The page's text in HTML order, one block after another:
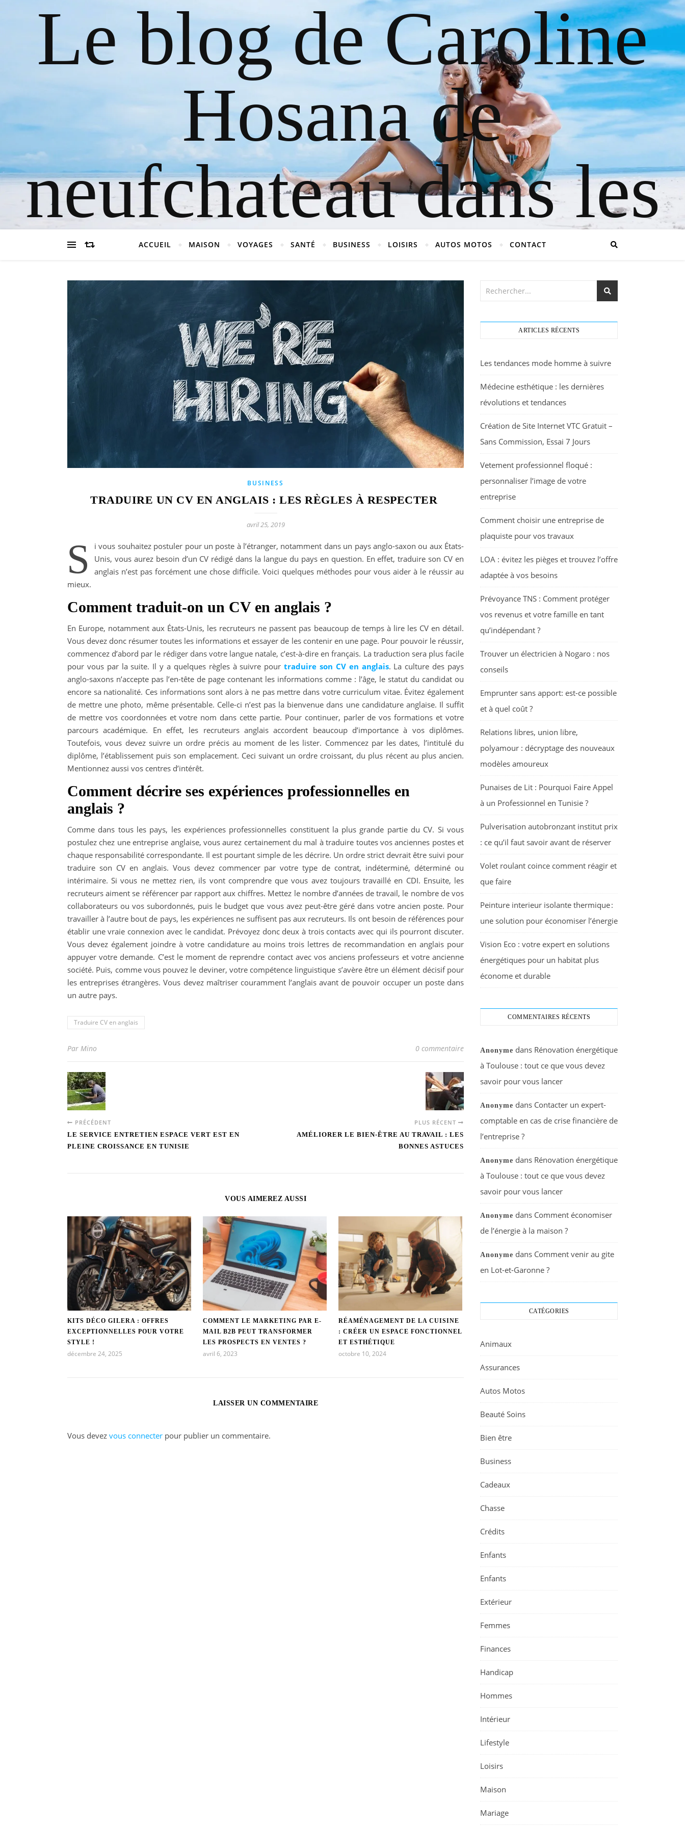
Le blog de Caroline
Hosana de
neufchateau dans les
vosges
ch-neufchateau.fr
ACCUEIL MAISON VOYAGES SANTÉ BUSINESS LOISIRS AUTOS MOTOS CONTACT
BUSINESS
TRADUIRE UN CV EN ANGLAIS : LES RÈGLES À RESPECTER
avril 25, 2019
S
i vous souhaitez postuler pour un poste à l’étranger, notamment dans un pays anglo-saxon ou aux États-
Unis, vous aurez besoin d’un CV rédigé dans la langue du pays en question. En effet, traduire son CV en
anglais n’est pas forcément une chose difficile. Voici quelques méthodes pour vous aider à le réussir au
mieux.
Comment traduit-on un CV en anglais ?
En Europe, notamment aux États-Unis, les recruteurs ne passent pas beaucoup de temps à lire les CV en détail.
Vous devez donc résumer toutes les informations et essayer de les contenir en une page. Pour pouvoir le réussir,
commencez d’abord par le rédiger dans votre langue natale, c’est-à-dire en français. La traduction sera plus facile
pour vous par la suite. Il y a quelques règles à suivre pour traduire son CV en anglais. La culture des pays
anglo-saxons n’accepte pas l’en-tête de page contenant les informations comme : l’âge, le statut du candidat ou
encore sa nationalité. Ces informations sont alors à ne pas mettre dans votre curriculum vitae. Évitez également
de mettre une photo, même présentable. Celle-ci n’est pas la bienvenue dans une candidature anglaise. Il suffit
de mettre vos coordonnées et votre nom dans cette partie. Pour continuer, parler de vos formations et votre
parcours académique. En effet, les recruteurs anglais accordent beaucoup d’importance à vos diplômes.
Toutefois, vous devez suivre un ordre précis au moment de les lister. Commencez par les dates, l’intitulé du
diplôme, l’établissement puis son emplacement. Ceci suivant un ordre croissant, du plus récent au plus ancien.
Mentionnez aussi vos centres d’intérêt.
Comment décrire ses expériences professionnelles en
anglais ?
Comme dans tous les pays, les expériences professionnelles constituent la plus grande partie du CV. Si vous
postulez chez une entreprise anglaise, vous aurez certainement du mal à traduire toutes vos anciennes postes et
chaque responsabilité correspondante. Il est pourtant simple de les décrire. Un ordre strict devrait être suivi pour
traduire son CV en anglais. Vous devez commencer par votre type de contrat, indéterminé, déterminé ou
intérimaire. Si vous ne mettez rien, ils vont comprendre que vous avez toujours travaillé en CDI. Ensuite, les
recruteurs aiment se référencer par rapport aux chiffres. Mettez le nombre d’années de travail, le nombre de vos
collaborateurs ou vos subordonnés, puis le budget que vous avez peut-être géré dans votre ancien poste. Pour
travailler à l’autre bout de pays, les expériences ne suffisent pas aux recruteurs. Ils ont besoin de références pour
établir une vraie connexion avec le candidat. Prévoyez donc deux à trois contacts avec qui ils pourront discuter.
Vous devez également joindre à votre candidature au moins trois lettres de recommandation en anglais pour
appuyer votre demande. C’est le moment de reprendre contact avec vos anciens professeurs et votre ancienne
société. Puis, comme vous pouvez le deviner, votre compétence linguistique s’avère être un élément décisif pour
les entreprises étrangères. Vous devez maîtriser couramment l’anglais avant de pouvoir occuper un poste dans
un autre pays.
Traduire CV en anglais
Par Mino 0 commentaire
PRÉCÉDENT
LE SERVICE ENTRETIEN ESPACE VERT EST EN
PLEINE CROISSANCE EN TUNISIE
PLUS RÉCENT
AMÉLIORER LE BIEN-ÊTRE AU TRAVAIL : LES
BONNES ASTUCES
VOUS AIMEREZ AUSSI
KITS DÉCO GILERA : OFFRES
EXCEPTIONNELLES POUR VOTRE
STYLE !
décembre 24, 2025
COMMENT LE MARKETING PAR E-
MAIL B2B PEUT TRANSFORMER
LES PROSPECTS EN VENTES ?
avril 6, 2023
RÉAMÉNAGEMENT DE LA CUISINE
: CRÉER UN ESPACE FONCTIONNEL
ET ESTHÉTIQUE
octobre 10, 2024
LAISSER UN COMMENTAIRE
Vous devez vous connecter pour publier un commentaire.
ARTICLES RÉCENTS
Les tendances mode homme à suivre
Médecine esthétique : les dernières
révolutions et tendances
Création de Site Internet VTC Gratuit –
Sans Commission, Essai 7 Jours
Vetement professionnel floqué :
personnaliser l’image de votre
entreprise
Comment choisir une entreprise de
plaquiste pour vos travaux
LOA : évitez les pièges et trouvez l’offre
adaptée à vos besoins
Prévoyance TNS : Comment protéger
vos revenus et votre famille en tant
qu’indépendant ?
Trouver un électricien à Nogaro : nos
conseils
Emprunter sans apport: est-ce possible
et à quel coût ?
Relations libres, union libre,
polyamour : décryptage des nouveaux
modèles amoureux
Punaises de Lit : Pourquoi Faire Appel
à un Professionnel en Tunisie ?
Pulverisation autobronzant institut prix
: ce qu’il faut savoir avant de réserver
Volet roulant coince comment réagir et
que faire
Peinture interieur isolante thermique :
une solution pour économiser l’énergie
Vision Eco : votre expert en solutions
énergétiques pour un habitat plus
économe et durable
COMMENTAIRES RÉCENTS
Anonyme dans Rénovation énergétique
à Toulouse : tout ce que vous devez
savoir pour vous lancer
Anonyme dans Contacter un expert-
comptable en cas de crise financière de
l’entreprise ?
Anonyme dans Rénovation énergétique
à Toulouse : tout ce que vous devez
savoir pour vous lancer
Anonyme dans Comment économiser
de l’énergie à la maison ?
Anonyme dans Comment venir au gite
en Lot-et-Garonne ?
CATÉGORIES
Animaux
Assurances
Autos Motos
Beauté Soins
Bien être
Business
Cadeaux
Chasse
Crédits
Enfants
Enfants
Extérieur
Femmes
Finances
Handicap
Hommes
Intérieur
Lifestyle
Loisirs
Maison
Mariage